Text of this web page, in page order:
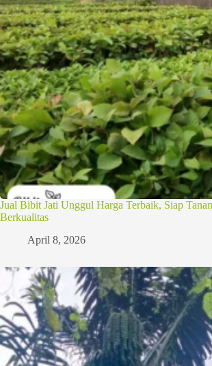
Jual Bibit Jati Unggul Harga Terbaik, Siap
Berkualitas
April 8, 2026